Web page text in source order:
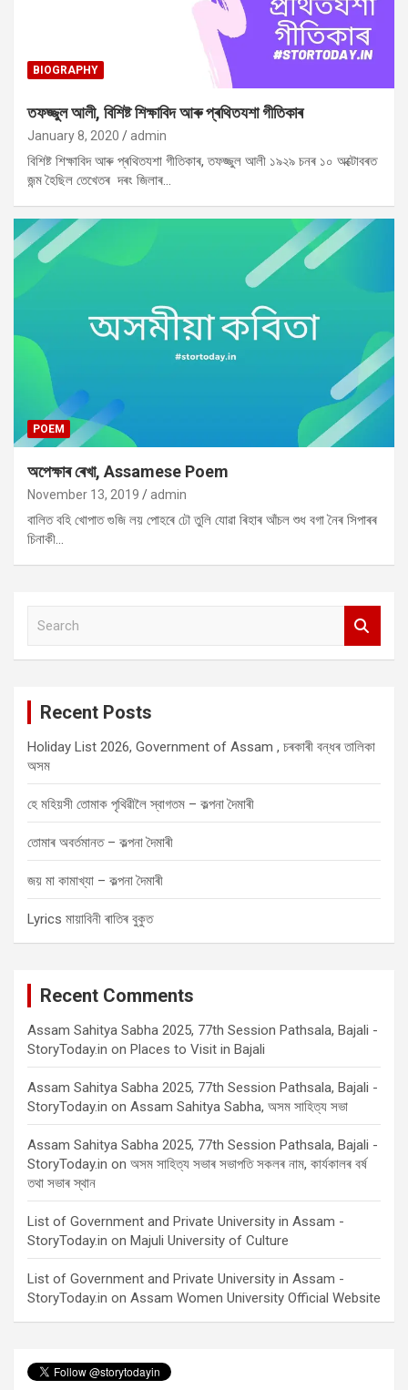
BIOGRAPHY
তফজ্জুল আলী, বিশিষ্ট শিক্ষাবিদ আৰু প্ৰথিতযশা গীতিকাৰ
January 8, 2020 admin
বিশিষ্ট শিক্ষাবিদ আৰু প্ৰথিতযশা গীতিকাৰ, তফজ্জুল আলী ১৯২৯ চনৰ ১০ অক্টোবৰত
জন্ম হৈছিল তেখেতৰ দৰং জিলাৰ…
POEM
অপেক্ষাৰ ৰেখা, Assamese Poem
November 13, 2019 admin
বালিত বহি খোপাত গুজি লয় পোহৰে ঢৌ তুলি যোৱা ৰিহাৰ আঁচল শুধ বগা নৈৰ সিপাৰৰ
চিনাকী…
Recent Posts
Holiday List 2026, Government of Assam , চৰকাৰী বন্ধৰ তালিকা
অসম
হে মহিয়সী তোমাক পৃথিৱীলৈ স্বাগতম – কল্পনা দৈমাৰী
তোমাৰ অবৰ্তমানত – কল্পনা দৈমাৰী
জয় মা কামাখ্যা – কল্পনা দৈমাৰী
Lyrics মায়াবিনী ৰাতিৰ বুকুত
Recent Comments
Assam Sahitya Sabha 2025, 77th Session Pathsala, Bajali -
StoryToday.in on Places to Visit in Bajali
Assam Sahitya Sabha 2025, 77th Session Pathsala, Bajali -
StoryToday.in on Assam Sahitya Sabha, অসম সাহিত্য সভা
Assam Sahitya Sabha 2025, 77th Session Pathsala, Bajali -
StoryToday.in on অসম সাহিত্য সভাৰ সভাপতি সকলৰ নাম, কাৰ্যকালৰ বৰ্ষ
তথা সভাৰ স্থান
List of Government and Private University in Assam -
StoryToday.in on Majuli University of Culture
List of Government and Private University in Assam -
StoryToday.in on Assam Women University Official Website